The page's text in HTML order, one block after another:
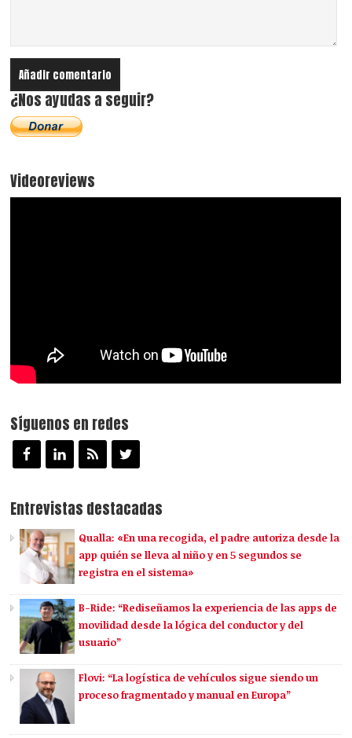
¿Nos ayudas a seguir?
Videoreviews
Síguenos en redes
Entrevistas destacadas
Qualla: «En una recogida, el padre autoriza desde la
app quién se lleva al niño y en 5 segundos se
registra en el sistema»
B-Ride: “Rediseñamos la experiencia de las apps de
movilidad desde la lógica del conductor y del
usuario”
Flovi: “La logística de vehículos sigue siendo un
proceso fragmentado y manual en Europa”